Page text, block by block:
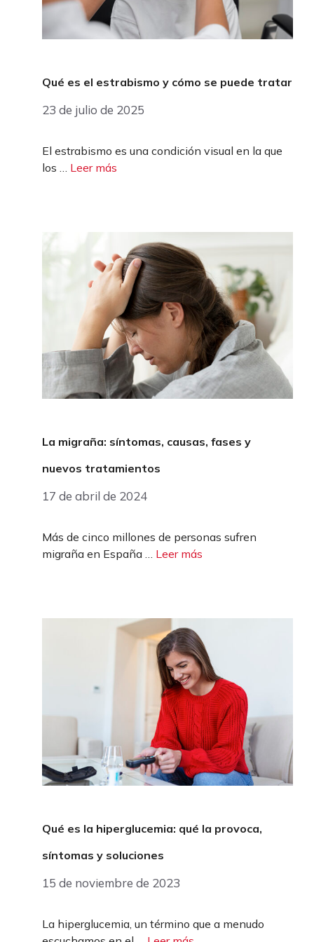
Qué es el estrabismo y cómo se puede tratar
23 de julio de 2025
El estrabismo es una condición visual en la que
los … Leer más
La migraña: síntomas, causas, fases y
nuevos tratamientos
17 de abril de 2024
Más de cinco millones de personas sufren
migraña en España … Leer más
Qué es la hiperglucemia: qué la provoca,
síntomas y soluciones
15 de noviembre de 2023
La hiperglucemia, un término que a menudo